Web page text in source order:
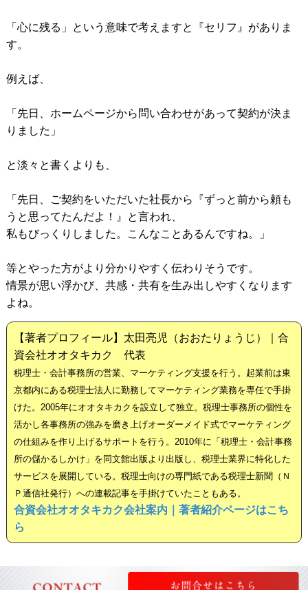
「心に残る」という意味で考えますと『セリフ』がありま
す。
例えば、
「先日、ホームページから問い合わせがあって契約が決ま
りました」
と淡々と書くよりも、
「先日、ご契約をいただいた社長から『ずっと前から頼も
うと思ってたんだよ！』と言われ、
私もびっくりしました。こんなことあるんですね。」
等とやった方がより分かりやすく伝わりそうです。
情景が思い浮かび、共感・共有を生み出しやすくなります
よね。
【著者プロフィール】太田亮児（おおたりょうじ）｜合
資会社オオタキカク 代表
税理士・会計事務所の営業、マーケティング支援を行う。起業前は東
京都内にある税理士法人に勤務してマーケティング業務を専任で手掛
けた。2005年にオオタキカクを設立して独立。税理士事務所の個性を
活かし各事務所の強みを磨き上げオーダーメイド式でマーケティング
の仕組みを作り上げるサポートを行う。2010年に「税理士・会計事務
所の儲かるしかけ」を同文館出版より出版し、税理士業界に特化した
サービスを展開している。税理士向けの専門紙である税理士新聞（Ｎ
Ｐ通信社発行）への連載記事を手掛けていたこともある。
合資会社オオタキカク会社案内｜著者紹介ページはこち
ら